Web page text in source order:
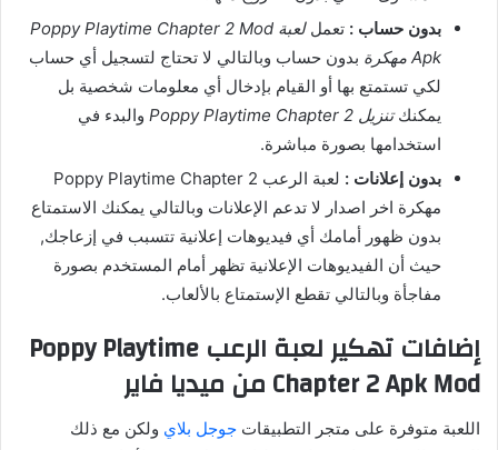
بدون حساب : تعمل
لعبة Poppy Playtime Chapter 2 Mod
Apk مهكرة
بدون حساب وبالتالي لا تحتاج لتسجيل أي حساب
لكي تستمتع بها أو القيام بإدخال أي معلومات شخصية بل
يمكنكتنزيل Poppy Playtime Chapter 2
والبدء في
استخدامها بصورة مباشرة.
بدون إعلانات :
لعبة الرعب Poppy Playtime Chapter 2
مهكرة اخر اصدار لا تدعم الإعلانات وبالتالي يمكنك الاستمتاع
بدون ظهور أمامك أي فيديوهات إعلانية تتسبب في إزعاجك,
حيث أن الفيديوهات الإعلانية تظهر أمام المستخدم بصورة
مفاجأة وبالتالي تقطع الإستمتاع بالألعاب.
إضافات تهكير لعبة الرعب Poppy Playtime
Chapter 2 Apk Mod من ميديا فاير
اللعبة متوفرة على متجر التطبيقات جوجل بلاي ولكن مع ذلك